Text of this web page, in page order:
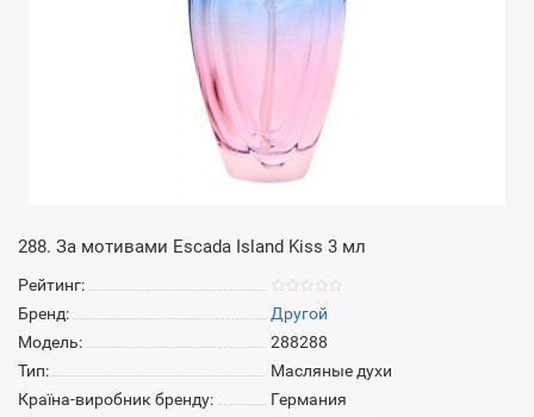
288. За мотивами Escada Island Kiss 3 мл
Рейтинг:
Бренд:
Другой
Модель:
288288
Тип:
Масляные духи
Країна-виробник бренду:
Германия